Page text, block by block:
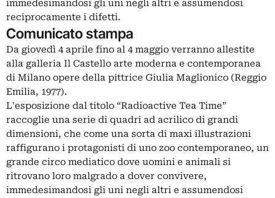
immedesimandosi gli uni negli altri e assumendosi
reciprocamente i difetti.
Comunicato stampa
Da giovedì 4 aprile fino al 4 maggio verranno allestite
alla galleria Il Castello arte moderna e contemporanea
di Milano opere della pittrice Giulia Maglionico (Reggio
Emilia, 1977).
L'esposizione dal titolo “Radioactive Tea Time”
raccoglie una serie di quadri ad acrilico di grandi
dimensioni, che come una sorta di maxi illustrazioni
raffigurano i protagonisti di uno zoo contemporaneo, un
grande circo mediatico dove uomini e animali si
ritrovano loro malgrado a dover convivere,
immedesimandosi gli uni negli altri e assumendosi